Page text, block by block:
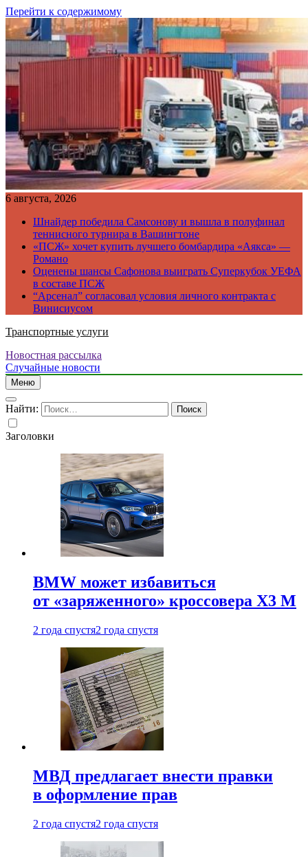
Перейти к содержимому
6 августа, 2026
Шнайдер победила Самсонову и вышла в полуфинал
теннисного турнира в Вашингтоне
«ПСЖ» хочет купить лучшего бомбардира «Аякса» —
Романо
Оценены шансы Сафонова выиграть Суперкубок УЕФА
в составе ПСЖ
“Арсенал” согласовал условия личного контракта с
Винисиусом
Транспортные услуги
Новостная рассылка
Случайные новости
Меню
Найти:
Заголовки
BMW может избавиться
от «заряженного» кроссовера X3 M
2 года спустя2 года спустя
МВД предлагает внести правки
в оформление прав
2 года спустя2 года спустя